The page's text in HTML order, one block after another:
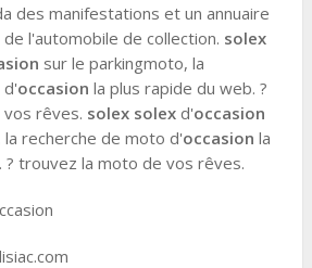
des manifestations et un annuaire
l'automobile de collection. solex
sur le parkingmoto, la
occasion la plus rapide du web. ?
rêves. solex solexd'occasion
recherche de moto d'occasion la
? trouvez la moto de vos rêves.